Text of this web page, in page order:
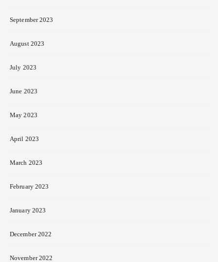
September 2023
August 2023
July 2023
June 2023
May 2023
April 2023
March 2023
February 2023
January 2023
December 2022
November 2022